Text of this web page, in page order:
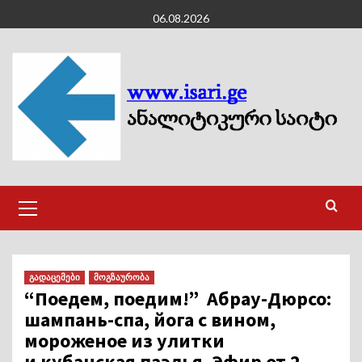
to
content
06.08.2026
Menu
გადაცემები მოგზაურობა
“Поедем, поедим!” Абрау-Дюрсо:
шампань-спа, йога с вином,
мороженое из улитки